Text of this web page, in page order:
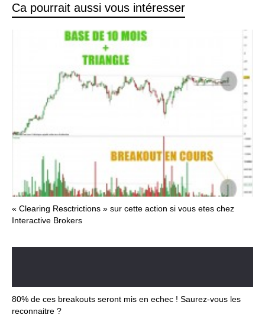
Ca pourrait aussi vous intéresser
« Clearing Resctrictions » sur cette action si vous etes chez
Interactive Brokers
80% de ces breakouts seront mis en echec ! Saurez-vous les
reconnaitre ?